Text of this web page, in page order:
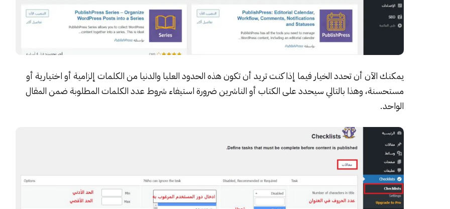
يمكنك الآن أن تحدد الخيار فيما إذا كنت تريد أن تكون هذه الحدود العليا والدنيا من الكلمات إلزامية أو اختيارية أو
مستحسنة، وهذا بالتالي سيحدد على الكتاب أو الناشرين ضرورة استيفاء شروط عدد الكلمات المطلوبة ضمن المقال
الواحد.